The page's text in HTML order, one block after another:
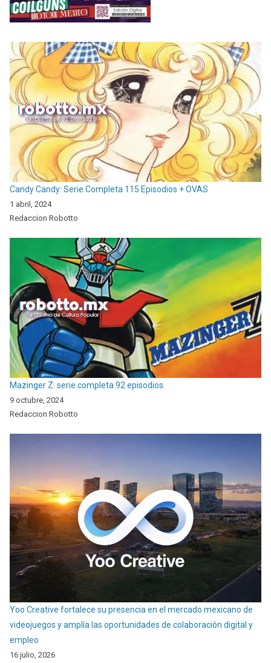
Candy Candy: Serie Completa 115 Episodios + OVAS
1 abril, 2024
Redaccion Robotto
Mazinger Z: serie completa 92 episodios.
9 octubre, 2024
Redaccion Robotto
Yoo Creative fortalece su presencia en el mercado mexicano de
videojuegos y amplía las oportunidades de colaboración digital y
empleo
16 julio, 2026